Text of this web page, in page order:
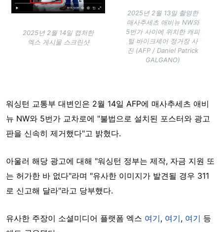
2025년 2월 14일 캡처한
엑스 게시물 스크린샷
2025년 2월 13일 촬영한
매사추세츠 애비뉴 NW와
5번가 사이에 위치한 캐피
털 바이크셰어 정거장 사
진 (AFP / Daniel Patrick
GALGANO)
워싱턴 교통부 대변인은 2월 14일 AFP에 매사추세츠 애비
뉴 NW와 5번가 교차로에 "불법으로 설치된 포스터와 광고
판을 신속히 제거했다"고 밝혔다.
아울러 해당 광고에 대해 "워싱턴 정부는 제작, 자금 지원 또
는 허가한 바 없다"라며 "유사한 이미지가 발견될 경우 311
로 신고해 달라"라고 당부했다.
유사한 주장이 소셜미디어 플랫폼 엑스 여기, 여기, 여기 등